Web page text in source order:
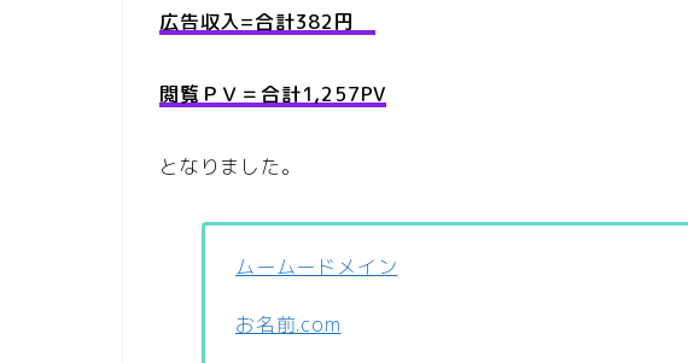
広告収入=合計382円
閲覧ＰＶ＝合計1,257PV
となりました。
ムームードメイン
お名前.com